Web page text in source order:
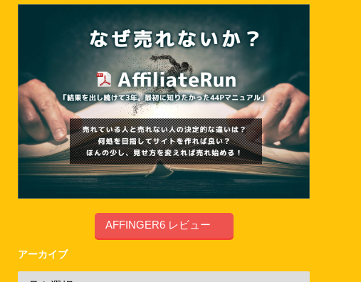
AFFINGER6 レビュー
アーカイブ